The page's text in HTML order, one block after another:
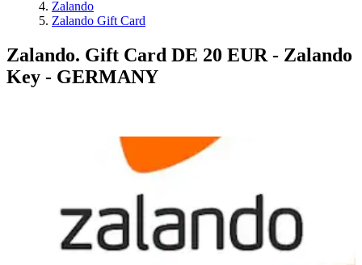
Zalando
Zalando Gift Card
Zalando. Gift Card DE 20 EUR - Zalando
Key - GERMANY